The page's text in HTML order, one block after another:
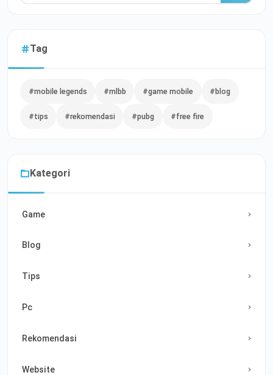
Tag
#mobile legends #mlbb #game mobile #blog
#tips #rekomendasi #pubg #free fire
Kategori
Game
Blog
Tips
Pc
Rekomendasi
Website